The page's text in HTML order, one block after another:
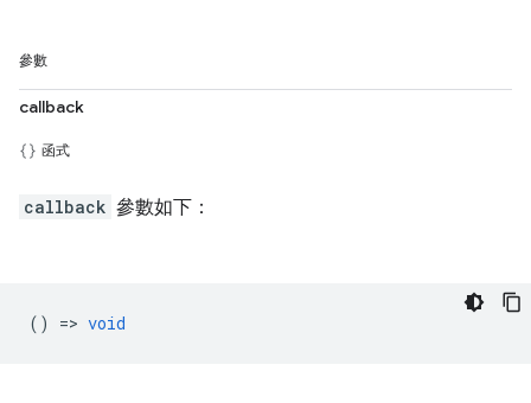
參數
callback
函式
callback 參數如下：
() => void